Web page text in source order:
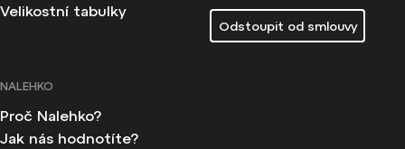
Velikostní tabulky
Odstoupit od smlouvy
NALEHKO
Proč Nalehko?
Jak nás hodnotíte?